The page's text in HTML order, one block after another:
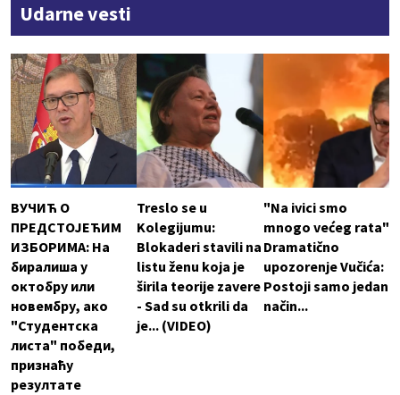
Udarne vesti
ВУЧИЋ О
ПРЕДСТОЈЕЋИМ
ИЗБОРИМА: На
биралиша у
октобру или
новембру, ако
"Студентска
листа" победи,
признаћу
резултате
Treslo se u
Kolegijumu:
Blokaderi stavili na
listu ženu koja je
širila teorije zavere
- Sad su otkrili da
je... (VIDEO)
"Na ivici smo
mnogo većeg rata"
Dramatično
upozorenje Vučića:
Postoji samo jedan
način...